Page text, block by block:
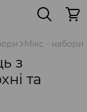
Мікс - набори
з
та